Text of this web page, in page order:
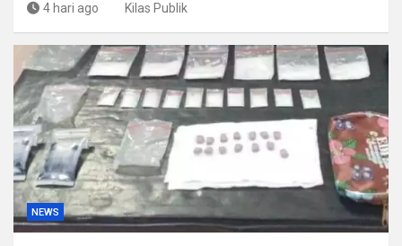
4 hari ago Kilas Publik
NEWS